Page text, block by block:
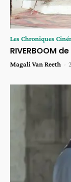
Les Chroniques
RIVERBOOM
Magali Van Reeth -